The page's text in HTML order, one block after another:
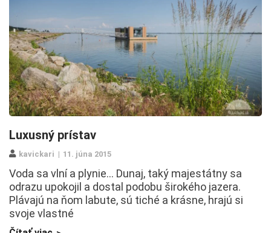
Luxusný prístav
kavickari 11. júna 2015
Voda sa vlní a plynie… Dunaj, taký majestátny sa
odrazu upokojil a dostal podobu širokého jazera.
Plávajú na ňom labute, sú tiché a krásne, hrajú si
svoje vlastné